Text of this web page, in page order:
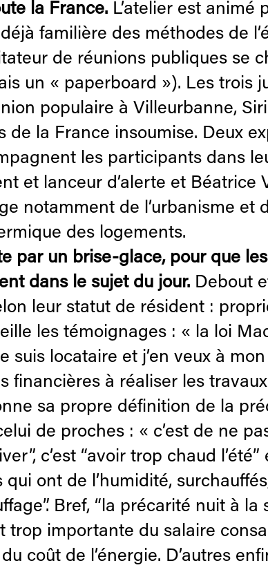
la France. L’atelier est animé
familière des méthodes de
de réunions publiques se
un « paperboard »). Les trois
populaire à Villeurbanne,
de la France insoumise. Deux
les participants dans
et lanceur d’alerte et
notamment de l’urbanisme
des logements.
par un brise-glace, pour que
dans le sujet du jour. Debout
leur statut de résident :
les témoignages : « la loi
suis locataire et j’en veux à
financières à réaliser les
sa propre définition de la
de proches : « c’est de ne
c’est “avoir trop chaud
ont de l’humidité,
Bref, “la précarité nuit à
trop importante du salaire
coût de l’énergie. D’autres